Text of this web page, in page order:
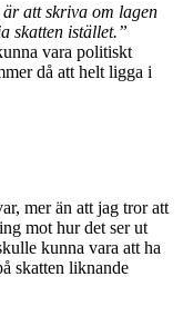
att skriva om lagen
skatten istället.”
vara politiskt
då att helt ligga i
mer än att jag tror att
mot hur det ser ut
kunna vara att ha
skatten liknande